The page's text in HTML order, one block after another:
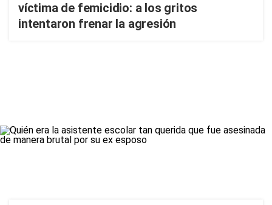
víctima de femicidio: a los gritos
intentaron frenar la agresión